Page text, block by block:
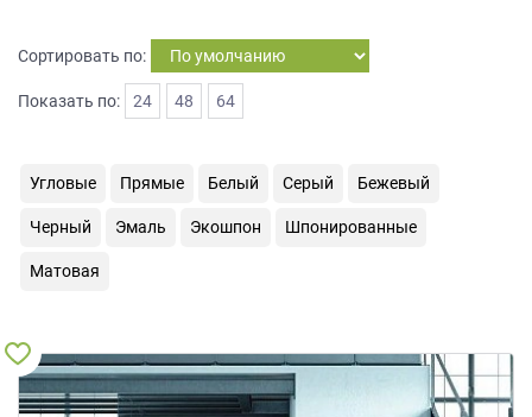
Сортировать по:
Показать по: 24 48 64
Угловые Прямые Белый Серый Бежевый
Черный Эмаль Экошпон Шпонированные
Матовая
персональных
данных
персональных
данных
в
порядке